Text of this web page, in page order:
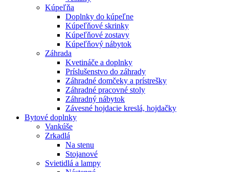
Kúpeľňa
Doplnky do kúpeľne
Kúpeľňové skrinky
Kúpeľňové zostavy
Kúpeľňový nábytok
Záhrada
Kvetináče a doplnky
Príslušenstvo do záhrady
Záhradné domčeky a prístrešky
Záhradné pracovné stoly
Záhradný nábytok
Závesné hojdacie kreslá, hojdačky
Bytové doplnky
Vankúše
Zrkadlá
Na stenu
Stojanové
Svietidlá a lampy